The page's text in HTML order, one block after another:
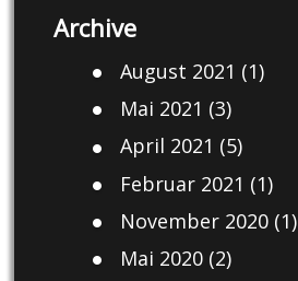
Archive
August 2021 (1)
Mai 2021 (3)
April 2021 (5)
Februar 2021 (1)
November 2020(1)
Mai 2020(2)